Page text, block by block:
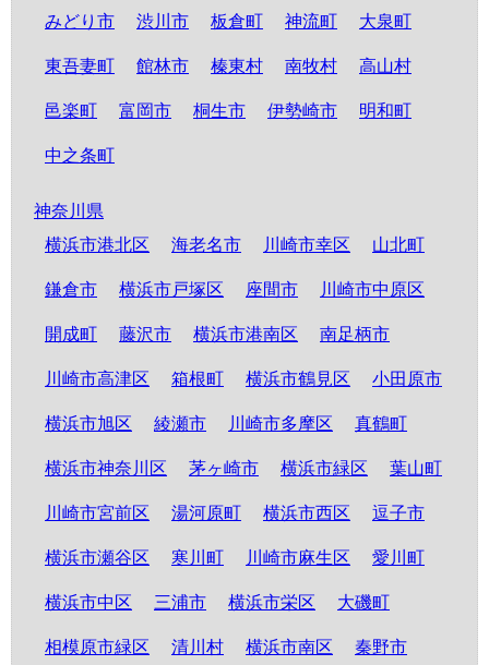
みどり市 渋川市 板倉町 神流町 大泉町
東吾妻町 館林市 榛東村 南牧村 高山村
邑楽町 富岡市 桐生市 伊勢崎市 明和町
中之条町
神奈川県
横浜市港北区
海老名市 川崎市幸区 山北町
鎌倉市 横浜市戸塚区 座間市 川崎市中原区
開成町 藤沢市 横浜市港南区 南足柄市
川崎市高津区 箱根町 横浜市鶴見区 小田原市
横浜市旭区 綾瀬市 川崎市多摩区 真鶴町
横浜市神奈川区 茅ヶ崎市 横浜市緑区 葉山町
川崎市宮前区 湯河原町 横浜市西区 逗子市
横浜市瀬谷区 寒川町 川崎市麻生区 愛川町
横浜市中区 三浦市 横浜市栄区 大磯町
相模原市緑区 清川村 横浜市南区 秦野市